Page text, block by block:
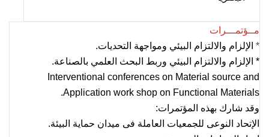
مــؤتمـــرات
* الإلزام والالتزام البيئي ومواجهة التحديات.
* الإلزام والالتزام البيئي وربط البحث العلمي بالصناعة.
Interventional conferences on Material source and
Application work shop on Functional Materials
.
وقد شارك بهذه المؤتمرات:
الإتحاد النوعى للجمعيات العاملة فى ميدان حماية البيئة.